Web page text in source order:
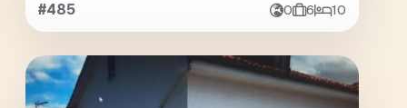
#485 0 6 10